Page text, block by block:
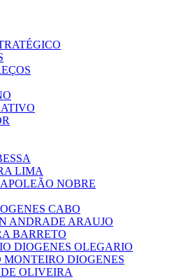
LIMA
NOBRE
CABO
ANDRADE ARAUJO
BARRETO
DIOGENES OLEGARIO
DIOGENES
OLIVEIRA